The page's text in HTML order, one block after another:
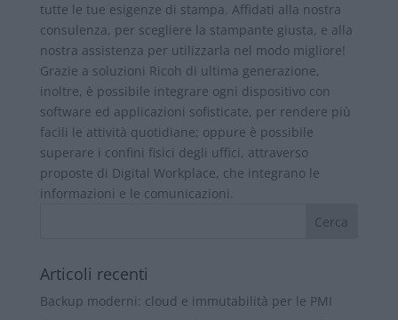
tutte le tue esigenze di stampa. Affidati alla nostra
consulenza, per scegliere la stampante giusta, e alla
nostra assistenza per utilizzarla nel modo migliore!
Grazie a soluzioni Ricoh di ultima generazione,
inoltre, è possibile integrare ogni dispositivo con
software ed applicazioni sofisticate, per rendere più
facili le attività quotidiane; oppure è possibile
superare i confini fisici degli uffici, attraverso
proposte di Digital Workplace, che integrano le
informazioni e le comunicazioni.
Articoli recenti
Backup moderni: cloud e immutabilità per le PMI